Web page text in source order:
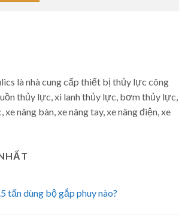
là nhà cung cấp thiết bị thủy lực công
thủy lực, xi lanh thủy lực, bơm thủy lực,
nâng bàn, xe nâng tay, xe nâng điện, xe
tấn dùng bộ gắp phuy nào?